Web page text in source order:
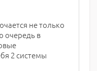
не только
очередь в
2 системы